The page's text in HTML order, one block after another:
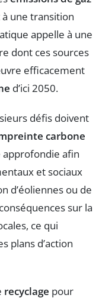
une transition
appelle à une
dont ces sources
efficacement
d’ici 2050.
défis doivent
carbone
afin
et sociaux
d’éoliennes ou de
sur la
ce qui
plans d’action
recyclage pour